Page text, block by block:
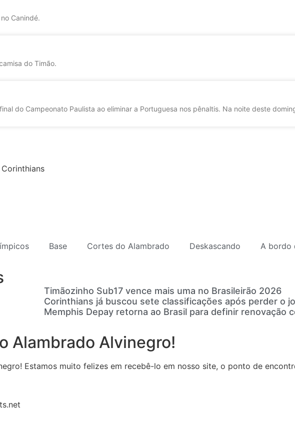
Canindé.
do Timão.
do Campeonato Paulista ao eliminar a Portuguesa nos pênaltis. Na noite deste
Base Cortes do Alambrado Deskascando A bordo
Timãozinho Sub17 vence mais uma no Brasileirão 2026
Corinthians já buscou sete classificações após perder o
Memphis Depay retorna ao Brasil para definir renovação
Alambrado Alvinegro!
Estamos muito felizes em recebê-lo em nosso site, o ponto de